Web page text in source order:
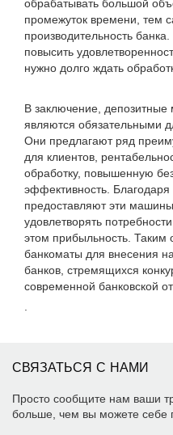
обрабатывать большой
промежуток времени, тем
производительность
повысить
нужно долго ждать
В заключение,
являются обязательными
Они предлагают ряд
для клиентов,
обработку, повышенную
эффективность.
предоставляют эти
удовлетворять
этом прибыльность. Таким
банкоматы для внесения
банков, стремящихся
современной банковской
СВЯЗАТЬСЯ С НАМИ
Просто сообщите нам ваши
больше, чем вы можете себе